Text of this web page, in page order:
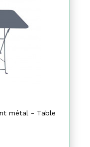
métal - Table